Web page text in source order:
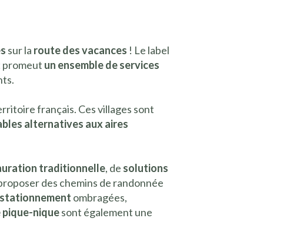
sur la route des vacances ! Le label
promeut un ensemble de services
français. Ces villages sont
alternatives aux aires
traditionnelle, de solutions
des chemins de randonnée
ombragées,
pique-niquesont également une